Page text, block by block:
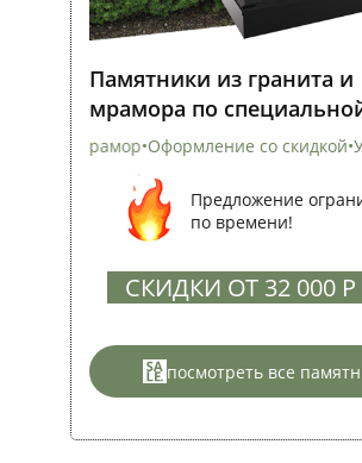
Памятники из гранита и
мрамора по
Оформление со скидкой•Установка на
Предложение
по времени!
СКИДКИ ОТ 32 000 Р
посмотреть все